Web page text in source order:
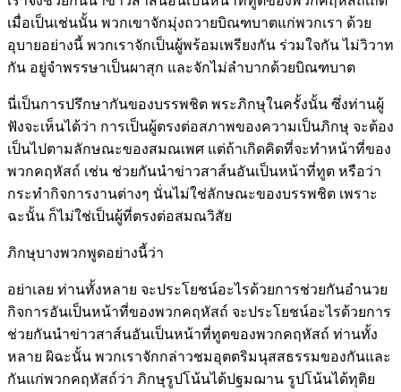
เมื่อเป็นเช่นนั้น พวกเขาจักมุ่งถวายบิณฑบาตแก่พวกเรา ด้วย
อุบายอย่างนี้ พวกเราจักเป็นผู้พร้อมเพรียงกัน ร่วมใจกัน ไม่วิวาท
กัน อยู่จำพรรษาเป็นผาสุก และจักไม่ลำบากด้วยบิณฑบาต
นี่เป็นการปรึกษากันของบรรพชิต พระภิกษุในครั้งนั้น ซึ่งท่านผู้
ฟังจะเห็นได้ว่า การเป็นผู้ตรงต่อสภาพของความเป็นภิกษุ จะต้อง
เป็นไปตามลักษณะของสมณเพศ แต่ถ้าเกิดคิดที่จะทำหน้าที่ของ
พวกคฤหัสถ์ เช่น ช่วยกันนำข่าวสาส์นอันเป็นหน้าที่ทูต หรือว่า
กระทำกิจการงานต่างๆ นั่นไม่ใช่ลักษณะของบรรพชิต เพราะ
ฉะนั้น ก็ไม่ใช่เป็นผู้ที่ตรงต่อสมณวิสัย
ภิกษุบางพวกพูดอย่างนี้ว่า
อย่าเลย ท่านทั้งหลาย จะประโยชน์อะไรด้วยการช่วยกันอำนวย
กิจการอันเป็นหน้าที่ของพวกคฤหัสถ์ จะประโยชน์อะไรด้วยการ
ช่วยกันนำข่าวสาส์นอันเป็นหน้าที่ทูตของพวกคฤหัสถ์ ท่านทั้ง
หลาย ผิฉะนั้น พวกเราจักกล่าวชมอุตตริมนุสสธรรมของกันและ
กันแก่พวกคฤหัสถ์ว่า ภิกษุรูปโน้นได้ปฐมฌาน รูปโน้นได้ทุติย